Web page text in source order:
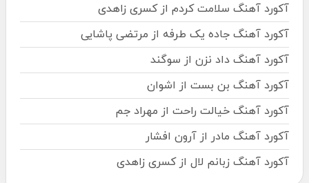
آکورد آهنگ سلامت کردم از کسری زاهدی
آکورد آهنگ جاده یک طرفه از مرتضی پاشایی
آکورد آهنگ داد نزن از سوگند
آکورد آهنگ بن بست از اشوان
آکورد آهنگ خیالت راحت از مهراد جم
آکورد آهنگ مادر از آرون افشار
آکورد آهنگ زبانم لال از کسری زاهدی